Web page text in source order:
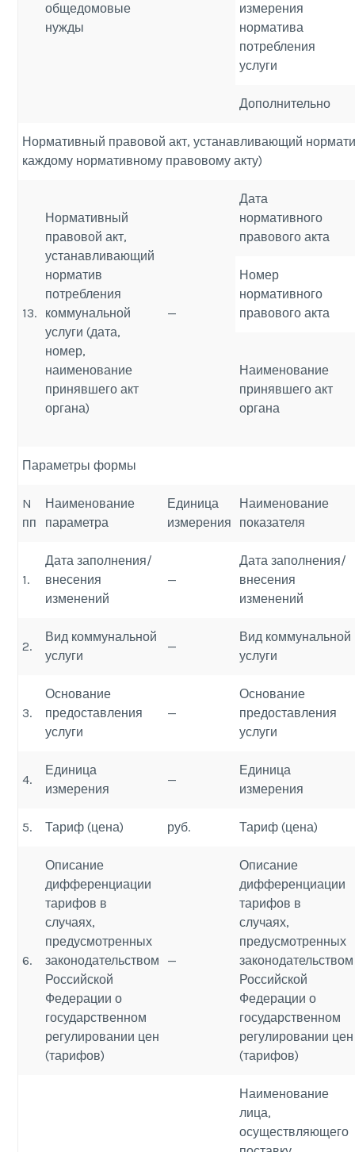
общедомовые
нужды
измерения
норматива
потребления
услуги
Дополнительно
Нормативный правовой акт, устанавливающий
каждому нормативному правовому акту)
13.
Нормативный
правовой акт,
устанавливающий
норматив
потребления
коммунальной
услуги (дата,
номер,
наименование
принявшего акт
органа)
—
Дата
нормативного
правового акта
Номер
нормативного
правового акта
Наименование
принявшего акт
органа
Параметры формы
N
пп
Наименование
параметра
Единица
измерения
Наименование
показателя
1.
Дата заполнения/
внесения
изменений
—
Дата заполнения/
внесения
изменений
2.
Вид коммунальной
услуги
—
Вид коммунальной
услуги
3.
Основание
предоставления
услуги
—
Основание
предоставления
услуги
4.
Единица
измерения
—
Единица
измерения
5. Тариф (цена) руб. Тариф (цена)
6.
Описание
дифференциации
тарифов в
случаях,
предусмотренных
законодательством
Российской
Федерации о
государственном
регулировании цен
(тарифов)
—
Описание
дифференциации
тарифов в
случаях,
предусмотренных
законодательством
Российской
Федерации о
государственном
регулировании цен
(тарифов)
Наименование
лица,
осуществляющего